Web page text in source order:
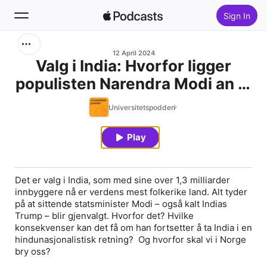
Sign In
Home
12 April 2024
Valg i India: Hvorfor ligger
populisten Narendra Modi an til
å vinne for tredje gang?
Universitetspodden
Play
Det er valg i India, som med sine over 1,3 milliarder
innbyggere nå er verdens mest folkerike land. Alt tyder
på at sittende statsminister Modi – også kalt Indias
Trump – blir gjenvalgt. Hvorfor det? Hvilke
konsekvenser kan det få om han fortsetter å ta India i en
hindunasjonalistisk retning? Og hvorfor skal vi i Norge
bry oss?